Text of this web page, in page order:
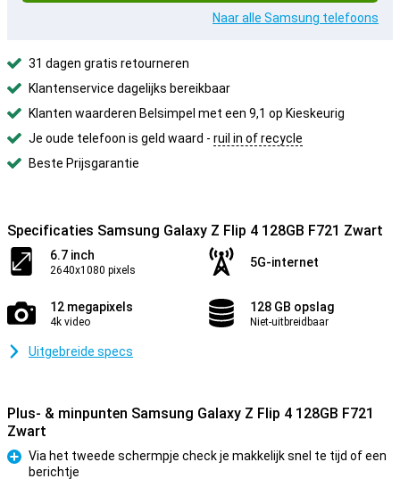
Naar alle Samsung telefoons
31 dagen gratis retourneren
Klantenservice dagelijks bereikbaar
Klanten waarderen Belsimpel met een 9,1 op Kieskeurig
Je oude telefoon is geld waard - ruil in of recycle
Beste Prijsgarantie
Specificaties Samsung Galaxy Z Flip 4 128GB F721 Zwart
6.7 inch
2640x1080 pixels
5G-internet
12 megapixels
4k video
128 GB opslag
Niet-uitbreidbaar
Uitgebreide specs
Plus- & minpunten Samsung Galaxy Z Flip 4 128GB F721
Zwart
Pluspunt
Via het tweede schermpje check je makkelijk snel te tijd of een
berichtje